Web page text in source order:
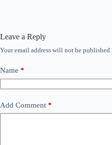
Leave a Reply
Your email address will not be published.
Name *
Add Comment *